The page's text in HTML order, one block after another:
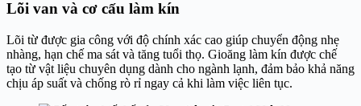
Lõi van và cơ cấu làm kín
Lõi từ được gia công với độ chính xác cao giúp chuyển động nhẹ
nhàng, hạn chế ma sát và tăng tuổi thọ. Gioăng làm kín được chế
tạo từ vật liệu chuyên dụng dành cho ngành lạnh, đảm bảo khả năng
chịu áp suất và chống rò rỉ ngay cả khi làm việc liên tục.